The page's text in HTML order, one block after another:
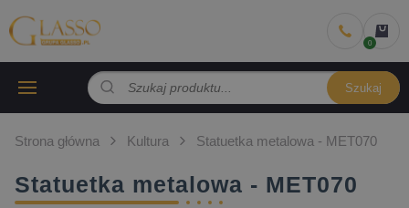
Szukaj
Strona główna Kultura Statuetka metalowa - MET070
Statuetka metalowa - MET070